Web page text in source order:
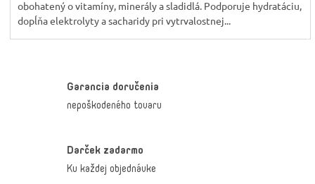
obohatený o vitamíny, minerály a sladidlá. Podporuje hydratáciu,
dopĺňa elektrolyty a sacharidy pri vytrvalostnej...
Garancia doručenia
nepoškodeného tovaru
Darček zadarmo
Ku každej objednávke